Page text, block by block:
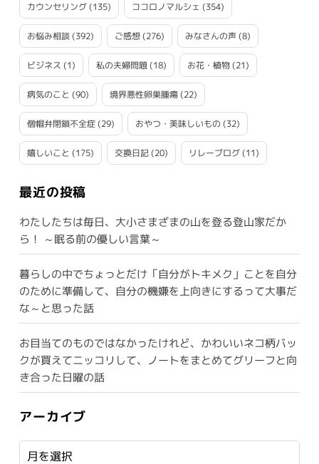
カウンセリング(135) ココロノマルシェ (354)
お悩み相談(392) ご感想(276) みなさんの声(8)
ビジネス (1) 私の夫婦問題(18) お花・植物(21)
病気のこと (90) 境界悪性卵巣腫瘍(22)
僧帽弁閉鎖不全症(29) おやつ・美味しいもの (32)
嬉しいこと (175) 交換日記(20) リレーブログ(11)
最近の投稿
わたしたちは毎日、大小さまざまの山を登る登山家だか
ら！ ～眠る前の優しい言葉～
暮らしの中でちょっとだけ「自分がトキメク」ことを自分
のために準備して、自分の機嫌を上向きにするって大事だ
な～と思った話
お目当てのものではなかったけれど、かわいいネコ柄バッ
クが買えてニッコリして、ノートをまとめてグリーフと向
き合った日曜の話
アーカイブ